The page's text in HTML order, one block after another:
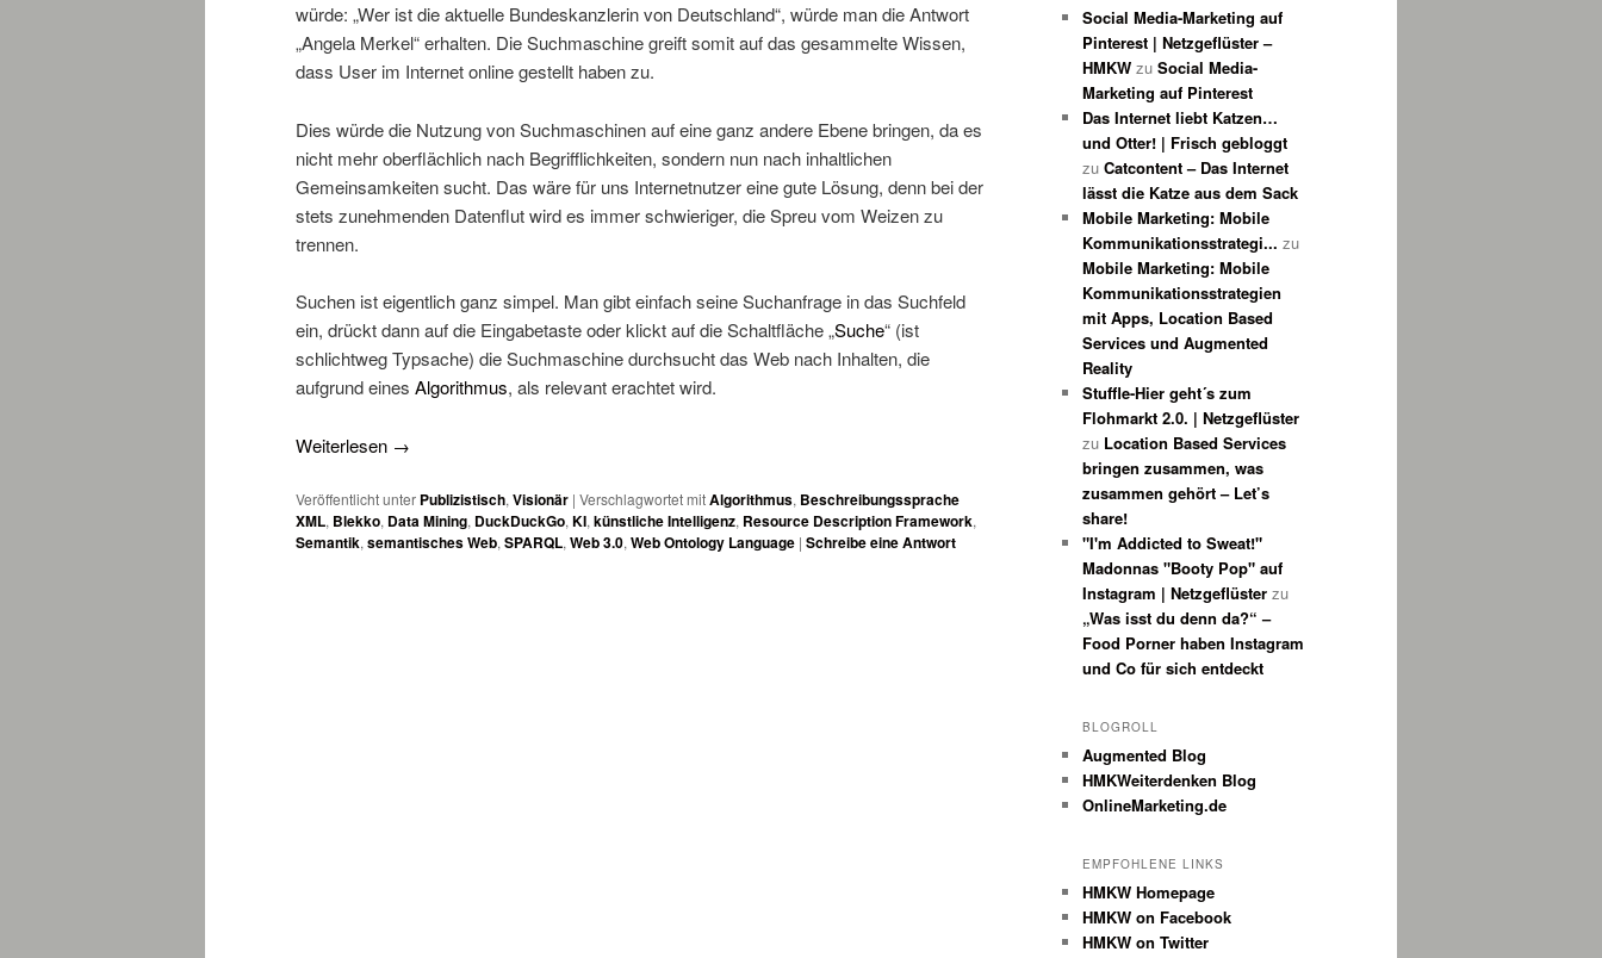
würde: „Wer ist die aktuelle Bundeskanzlerin von Deutschland“, würde man die Antwort
„Angela Merkel“ erhalten. Die Suchmaschine greift somit auf das gesammelte Wissen,
dass User im Internet online gestellt haben zu.
Dies würde die Nutzung von Suchmaschinen auf eine ganz andere Ebene bringen, da es
nicht mehr oberflächlich nach Begrifflichkeiten, sondern nun nach inhaltlichen
Gemeinsamkeiten sucht. Das wäre für uns Internetnutzer eine gute Lösung, denn bei der
stets zunehmenden Datenflut wird es immer schwieriger, die Spreu vom Weizen zu
trennen.
Suchen ist eigentlich ganz simpel. Man gibt einfach seine Suchanfrage in das Suchfeld
ein, drückt dann auf die Eingabetaste oder klickt auf die Schaltfläche „Suche“ (ist
schlichtweg Typsache) die Suchmaschine durchsucht das Web nach Inhalten, die
aufgrund eines Algorithmus, als relevant erachtet wird.
Weiterlesen →
Veröffentlicht unter Publizistisch, Visionär | Verschlagwortet mitAlgorithmus, Beschreibungssprache
XML, Blekko, Data Mining, DuckDuckGo, KI, künstliche Intelligenz, Resource Description Framework,
Semantik, semantisches Web, SPARQL, Web 3.0, Web Ontology Language | Schreibe eine Antwort
Social Media-Marketing auf
Pinterest | Netzgeflüster –
HMKW zu Social Media-
Marketing auf Pinterest
Das Internet liebt Katzen…
und Otter! | Frisch gebloggt
zu Catcontent – Das Internet
lässt die Katze aus dem Sack
Mobile Marketing: Mobile
Kommunikationsstrategi... zu
Mobile Marketing: Mobile
Kommunikationsstrategien
mit Apps, Location Based
Services und Augmented
Reality
Stuffle-Hier geht´s zum
Flohmarkt 2.0. | Netzgeflüster
zu Location Based Services
bringen zusammen, was
zusammen gehört – Let’s
share!
"I'm Addicted to Sweat!"
Madonnas "Booty Pop" auf
Instagram | Netzgeflüster zu
„Was isst du denn da?“ –
Food Porner haben Instagram
und Co für sich entdeckt
BLOGROLL
Augmented Blog
HMKWeiterdenken Blog
OnlineMarketing.de
EMPFOHLENE LINKS
HMKW Homepage
HMKW on Facebook
HMKW on Twitter